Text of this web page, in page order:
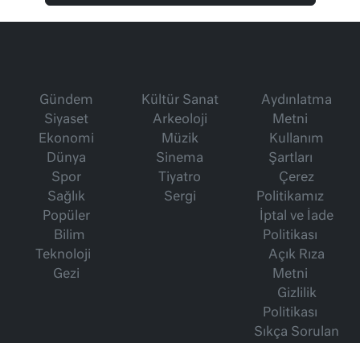
Gündem
Siyaset
Ekonomi
Dünya
Spor
Sağlık
Popüler
Bilim
Teknoloji
Gezi
Kültür Sanat
Arkeoloji
Müzik
Sinema
Tiyatro
Sergi
Aydınlatma
Metni
Kullanım
Şartları
Çerez
Politikamız
İptal ve İade
Politikası
Açık Rıza
Metni
Gizlilik
Politikası
Sıkça Sorulan